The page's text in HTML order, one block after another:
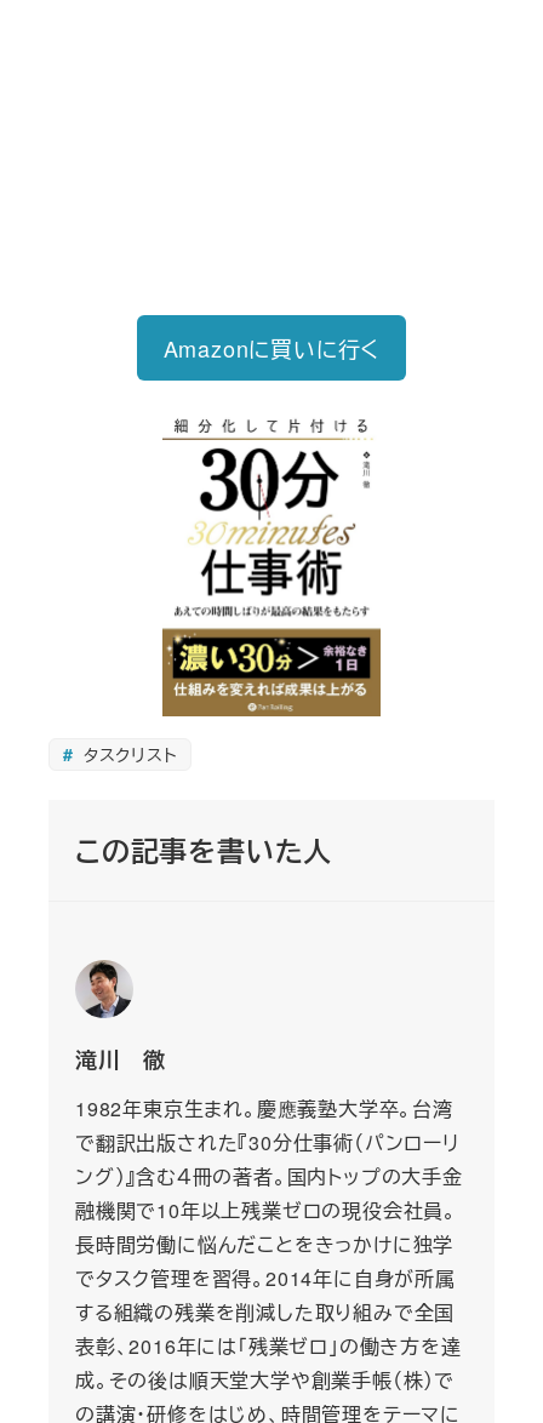
Amazonに買いに行く
タスクリスト
この記事を書いた人
滝川 徹
1982年東京生まれ。慶應義塾大学卒。台湾
で翻訳出版された『30分仕事術（パンローリ
ング）』含む４冊の著者。国内トップの大手金
融機関で10年以上残業ゼロの現役会社員。
長時間労働に悩んだことをきっかけに独学
でタスク管理を習得。2014年に自身が所属
する組織の残業を削減した取り組みで全国
表彰、2016年には「残業ゼロ」の働き方を達
成。その後は順天堂大学や創業手帳（株）で
の講演・研修をはじめ、時間管理をテーマに